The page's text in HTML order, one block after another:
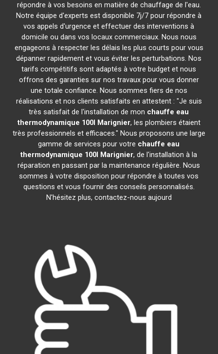
répondre à vos besoins en matière de chauffage de l'eau.
Notre équipe d'experts est disponible 7j/7 pour répondre à
vos appels d'urgence et effectuer des interventions à
domicile ou dans vos locaux commerciaux. Nous nous
engageons à respecter les délais les plus courts pour vous
dépanner rapidement et vous éviter les perturbations. Nos
tarifs compétitifs sont adaptés à votre budget et nous
offrons des garanties sur nos travaux pour vous donner
une totale confiance. Nous sommes fiers de nos
réalisations et nos clients satisfaits en attestent : "Je suis
très satisfait de l'installation de mon chauffe eau
thermodynamique 100l Marignier, les plombiers étaient
très professionnels et efficaces." Nous proposons une large
gamme de services pour votre chauffe eau
thermodynamique 100l Marignier, de l'installation à la
réparation en passant par la maintenance régulière. Nous
sommes à votre disposition pour répondre à toutes vos
questions et vous fournir des conseils personnalisés.
N'hésitez plus, contactez-nous aujourd